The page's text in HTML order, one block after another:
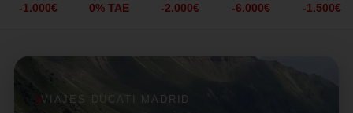
-1.000€ 0% TAE -2.000€ -6.000€ -1.500€
VIAJES DUCATI MADRID